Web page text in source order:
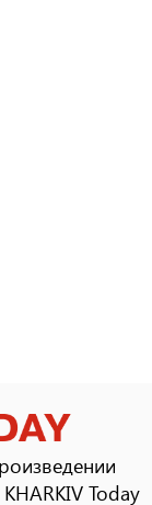
Today